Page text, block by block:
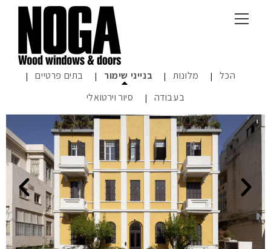
הכל מלונות בנייני שימור
בתים פרטיים
בעבודה
סיור וירטואלי